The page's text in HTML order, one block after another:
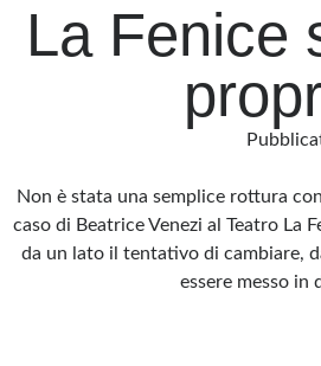
La Fenice
Non è stata una semplice rottura
caso di Beatrice Venezi al Teatro La
da un lato il tentativo di cambiare,
essere messo in